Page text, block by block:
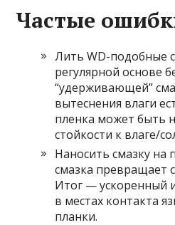
Частые
Лить WD-подобные
регулярной основе
“удерживающей”
вытеснения влаги
пленка может быть
стойкости к влаге/
Наносить смазку
смазка превращает
Итог — ускоренный
в местах контакта
планки.